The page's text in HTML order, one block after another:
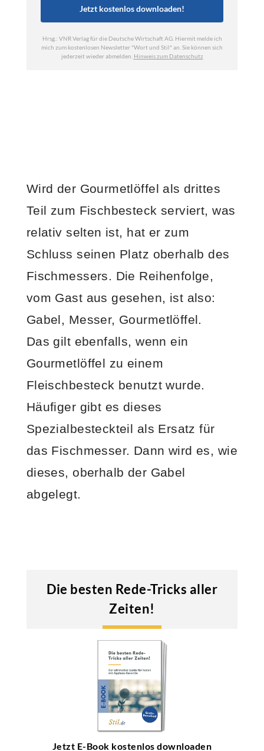
Wird der Gourmetlöffel als drittes
Teil zum Fischbesteck serviert, was
relativ selten ist, hat er zum
Schluss seinen Platz oberhalb des
Fischmessers. Die Reihenfolge,
vom Gast aus gesehen, ist also:
Gabel, Messer, Gourmetlöffel.
Das gilt ebenfalls, wenn ein
Gourmetlöffel zu einem
Fleischbesteck benutzt wurde.
Häufiger gibt es dieses
Spezialbesteckteil als Ersatz für
das Fischmesser. Dann wird es, wie
dieses, oberhalb der Gabel
abgelegt.